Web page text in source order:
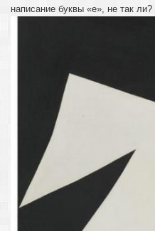
написание буквы «е», не так ли?